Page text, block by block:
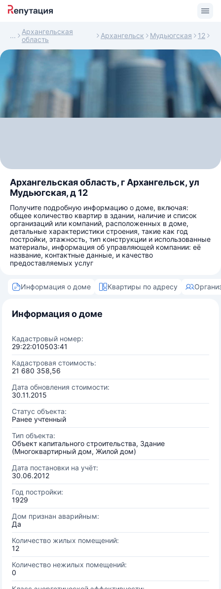
Архангельская
область
Архангельск Мудьюгская 12
Архангельская область, г Архангельск, ул
Мудьюгская, д 12
Получите подробную информацию о доме, включая:
общее количество квартир в здании, наличие и список
организаций или компаний, расположенных в доме,
детальные характеристики строения, такие как год
постройки, этажность, тип конструкции и использованные
материалы, информация об управляющей компании: её
название, контактные данные, и качество
предоставляемых услуг
Информация о доме Квартиры по адресу
Информация о доме
Кадастровый номер:
29:22:010503:41
Кадастровая стоимость:
21 680 358,56
Дата обновления стоимости:
30.11.2015
Статус объекта:
Ранее учтенный
Тип объекта:
Объект капитального строительства, Здание
(Многоквартирный дом, Жилой дом)
Дата постановки на учёт:
30.06.2012
Год постройки:
1929
Дом признан аварийным:
Да
Количество жилых помещений:
12
Количество нежилых помещений:
0